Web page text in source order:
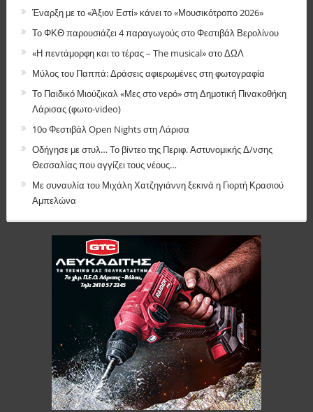
Έναρξη με το «Άξιον Εστί» κάνει το «Μουσικότροπο 2026»
Το ΦΚΘ παρουσιάζει 4 παραγωγούς στο Φεστιβάλ Βερολίνου
«Η πεντάμορφη και το τέρας – The musical» στο ΔΩΛ
Μύλος του Παππά: Δράσεις αφιερωμένες στη φωτογραφία
Το Παιδικό Μιούζικαλ «Μες στο νερό» στη Δημοτική Πινακοθήκη
Λάρισας (φωτο-video)
10ο Φεστιβάλ Open Nights στη Λάρισα
Οδήγησε με στυλ… Το βίντεο της Περιφ. Αστυνομικής Δ/νσης
Θεσσαλίας που αγγίζει τους νέους…
Με συναυλία του Μιχάλη Χατζηγιάννη ξεκινά η Γιορτή Κρασιού
Αμπελώνα